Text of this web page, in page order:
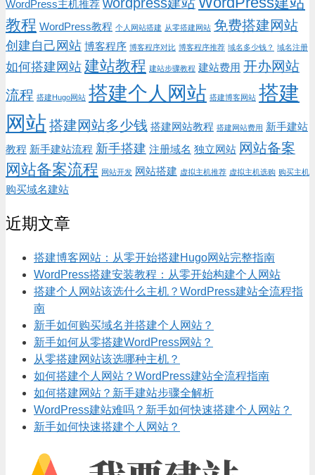
WordPress主机推荐 wordpress建站
教程 WordPress教程 个人网站搭建 从零搭建网站 免费搭建网站
创建自己网站 博客程序 博客程序对比 博客程序推荐 域名多少钱？ 域名注册
如何搭建网站 建站教程 建站步骤教程 建站费用 开办网站
流程 搭建Hugo网站 搭建个人网站 搭建博客网站 搭建
网站 搭建网站多少钱 搭建网站教程 搭建网站费用 新手建站
教程 新手建站流程 新手搭建 注册域名 独立网站 网站备案
网站备案流程 网站开发 网站搭建 虚拟主机推荐 虚拟主机选购 购买主机
购买域名建站
近期文章
搭建博客网站：从零开始搭建Hugo网站完整指南
WordPress搭建安装教程：从零开始构建个人网站
搭建个人网站该选什么主机？WordPress建站全流程指
南
新手如何购买域名并搭建个人网站？
新手如何从零搭建WordPress网站？
从零搭建网站该选哪种主机？
如何搭建个人网站？WordPress建站全流程指南
如何搭建网站？新手建站步骤全解析
WordPress建站难吗？新手如何快速搭建个人网站？
新手如何快速搭建个人网站？